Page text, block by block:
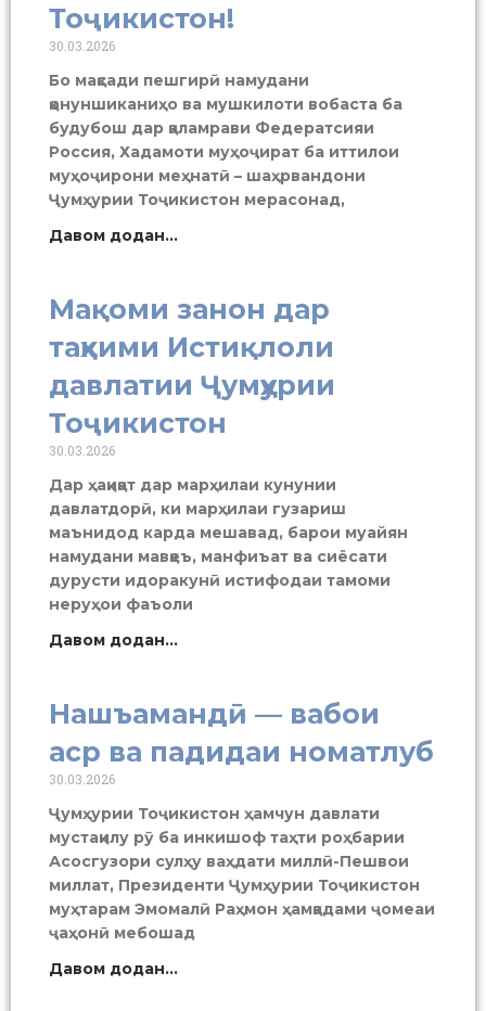
Тоҷикистон!
30.03.2026
Бо мақсади пешгирӣ намудани
қонуншиканиҳо ва мушкилоти вобаста ба
будубош дар қаламрави Федератсияи
Россия, Хадамоти муҳоҷират ба иттилои
муҳоҷирони меҳнатӣ – шаҳрвандони
Ҷумҳурии Тоҷикистон мерасонад,
Давом додан...
Мақоми занон дар
таҳкими Истиқлоли
давлатии Ҷумҳурии
Тоҷикистон
30.03.2026
Дар ҳақиқат дар марҳилаи кунунии
давлатдорӣ, ки марҳилаи гузариш
маънидод карда мешавад, барои муайян
намудани мавқеъ, манфиъат ва сиёсати
дурусти идоракунӣ истифодаи тамоми
неруҳои фаъоли
Давом додан...
Нашъамандӣ — вабои
аср ва падидаи номатлуб
30.03.2026
Ҷумҳурии Тоҷикистон ҳамчун давлати
мустақилу рӯ ба инкишоф таҳти роҳбарии
Асосгузори сулҳу ваҳдати миллӣ-Пешвои
миллат, Президенти Ҷумҳурии Тоҷикистон
муҳтарам Эмомалӣ Раҳмон ҳамқадами ҷомеаи
ҷаҳонӣ мебошад
Давом додан...